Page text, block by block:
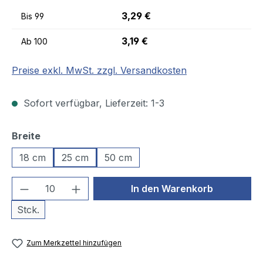
Bis 99 3,29 €
Ab 100 3,19 €
Preise exkl. MwSt. zzgl. Versandkosten
Sofort verfügbar, Lieferzeit: 1-3
Breiteauswählen
18 cm
25 cm 50 cm
Produkt Anzahl: Gib den
Stck.
In den Warenkorb
Zum Merkzettel hinzufügen